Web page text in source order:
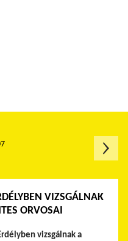
VIZSGÁLNAK
ORVOSAI
vizsgálnak a